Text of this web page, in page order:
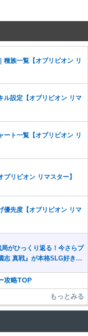
せんのでご注意くだ
及ぶ内容の書き込みがあ
もございますので、あら
種族一覧【オブリビオン リ
ル設定【オブリビオン リマ
ート一覧【オブリビオン リ
リビオン リマスター】
優先度【オブリビオン リマ
がひっくり返る！今さらプ
志 真戦』が本格SLG好きを
攻略TOP
もっとみる